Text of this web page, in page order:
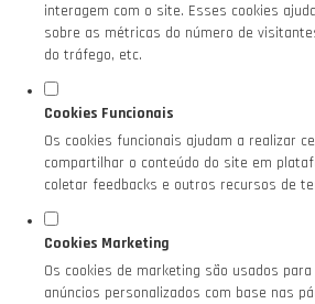
interagem com o site. Esses cookies
sobre as métricas do número de
do tráfego, etc.
Cookies Funcionais
Os cookies funcionais ajudam a realizar
compartilhar o conteúdo do site em
coletar feedbacks e outros recursos de
Cookies Marketing
Os cookies de marketing são usados
anúncios personalizados com base nas